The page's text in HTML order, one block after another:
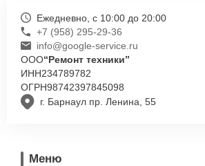
г. Барнаул пр. Ленина, 55
Ежедневно, с 10:00 до 20:00
+7 (958) 295-29-36
info@google-service.ru
ООО“Ремонт техники”
ИНН234789782
ОГРН98742397845098
Меню